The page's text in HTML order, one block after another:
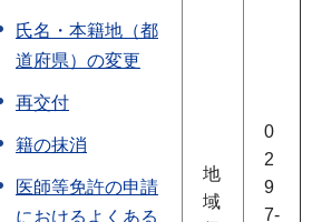
氏名・本籍地（都
道府県）の変更
再交付
籍の抹消
医師等免許の申請
におけるよくある
地
域
0
2
9
7-